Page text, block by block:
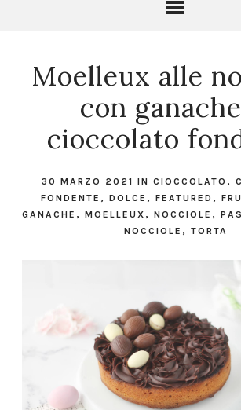
Moelleux alle
con
cioccolato
30 MARZO 2021INCIOCCOLATO ,
FONDENTE , DOLCE , FEATURED ,
GANACHE ,MOELLEUX ,NOCCIOLE ,
NOCCIOLE , TORTA